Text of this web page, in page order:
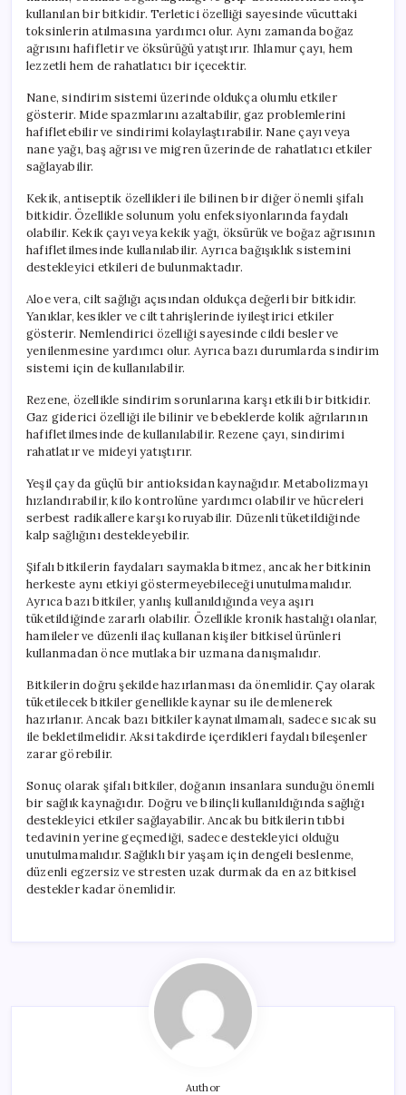
kullanılan bir bitkidir. Terletici özelliği sayesinde vücuttaki
toksinlerin atılmasına yardımcı olur. Aynı zamanda boğaz
ağrısını hafifletir ve öksürüğü yatıştırır. Ihlamur çayı, hem
lezzetli hem de rahatlatıcı bir içecektir.
Nane, sindirim sistemi üzerinde oldukça olumlu etkiler
gösterir. Mide spazmlarını azaltabilir, gaz problemlerini
hafifletebilir ve sindirimi kolaylaştırabilir. Nane çayı veya
nane yağı, baş ağrısı ve migren üzerinde de rahatlatıcı etkiler
sağlayabilir.
Kekik, antiseptik özellikleri ile bilinen bir diğer önemli şifalı
bitkidir. Özellikle solunum yolu enfeksiyonlarında faydalı
olabilir. Kekik çayı veya kekik yağı, öksürük ve boğaz ağrısının
hafifletilmesinde kullanılabilir. Ayrıca bağışıklık sistemini
destekleyici etkileri de bulunmaktadır.
Aloe vera, cilt sağlığı açısından oldukça değerli bir bitkidir.
Yanıklar, kesikler ve cilt tahrişlerinde iyileştirici etkiler
gösterir. Nemlendirici özelliği sayesinde cildi besler ve
yenilenmesine yardımcı olur. Ayrıca bazı durumlarda sindirim
sistemi için de kullanılabilir.
Rezene, özellikle sindirim sorunlarına karşı etkili bir bitkidir.
Gaz giderici özelliği ile bilinir ve bebeklerde kolik ağrılarının
hafifletilmesinde de kullanılabilir. Rezene çayı, sindirimi
rahatlatır ve mideyi yatıştırır.
Yeşil çay da güçlü bir antioksidan kaynağıdır. Metabolizmayı
hızlandırabilir, kilo kontrolüne yardımcı olabilir ve hücreleri
serbest radikallere karşı koruyabilir. Düzenli tüketildiğinde
kalp sağlığını destekleyebilir.
Şifalı bitkilerin faydaları saymakla bitmez, ancak her bitkinin
herkeste aynı etkiyi göstermeyebileceği unutulmamalıdır.
Ayrıca bazı bitkiler, yanlış kullanıldığında veya aşırı
tüketildiğinde zararlı olabilir. Özellikle kronik hastalığı olanlar,
hamileler ve düzenli ilaç kullanan kişiler bitkisel ürünleri
kullanmadan önce mutlaka bir uzmana danışmalıdır.
Bitkilerin doğru şekilde hazırlanması da önemlidir. Çay olarak
tüketilecek bitkiler genellikle kaynar su ile demlenerek
hazırlanır. Ancak bazı bitkiler kaynatılmamalı, sadece sıcak su
ile bekletilmelidir. Aksi takdirde içerdikleri faydalı bileşenler
zarar görebilir.
Sonuç olarak şifalı bitkiler, doğanın insanlara sunduğu önemli
bir sağlık kaynağıdır. Doğru ve bilinçli kullanıldığında sağlığı
destekleyici etkiler sağlayabilir. Ancak bu bitkilerin tıbbi
tedavinin yerine geçmediği, sadece destekleyici olduğu
unutulmamalıdır. Sağlıklı bir yaşam için dengeli beslenme,
düzenli egzersiz ve stresten uzak durmak da en az bitkisel
destekler kadar önemlidir.
Author